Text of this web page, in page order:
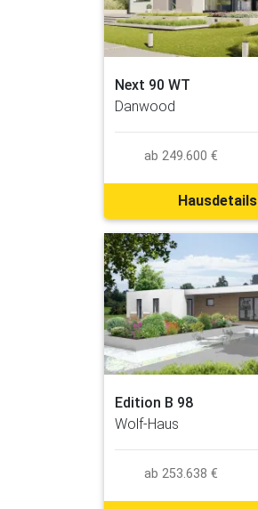
Next 90 WT
Danwood
ab 249.600 €
Hausdetails
Edition B 98
Wolf-Haus
ab 253.638 €